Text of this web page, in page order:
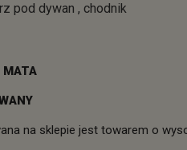
pod dywan , chodnik
MATA
na sklepie jest towarem o